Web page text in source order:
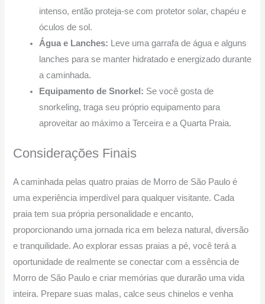
intenso, então proteja-se com protetor solar, chapéu e
óculos de sol.
Água e Lanches: Leve uma garrafa de água e alguns
lanches para se manter hidratado e energizado durante
a caminhada.
Equipamento de Snorkel: Se você gosta de
snorkeling, traga seu próprio equipamento para
aproveitar ao máximo a Terceira e a Quarta Praia.
Considerações Finais
A caminhada pelas quatro praias de Morro de São Paulo é
uma experiência imperdível para qualquer visitante. Cada
praia tem sua própria personalidade e encanto,
proporcionando uma jornada rica em beleza natural, diversão
e tranquilidade. Ao explorar essas praias a pé, você terá a
oportunidade de realmente se conectar com a essência de
Morro de São Paulo e criar memórias que durarão uma vida
inteira. Prepare suas malas, calce seus chinelos e venha